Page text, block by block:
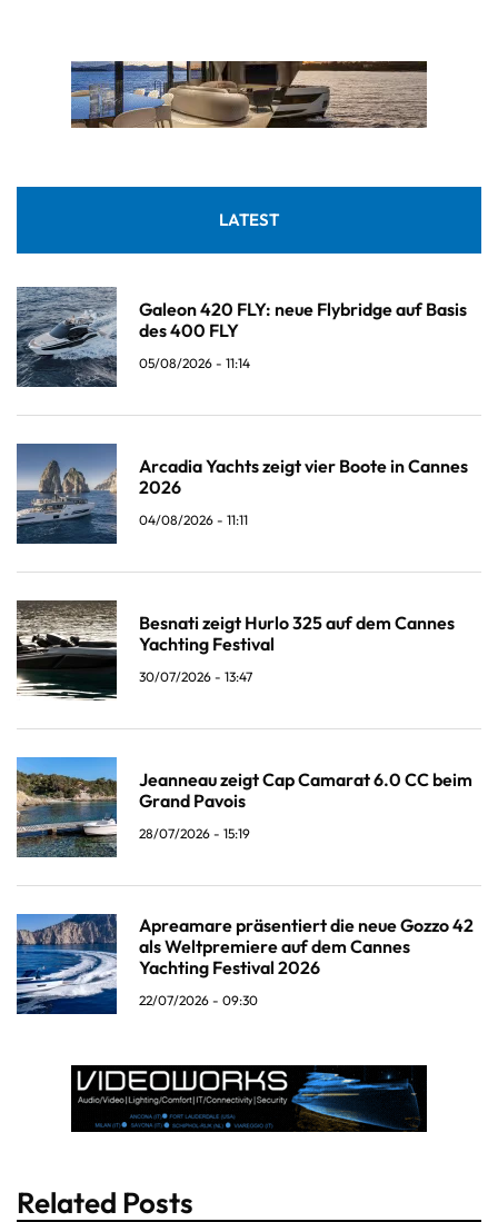
LATEST
Galeon 420 FLY: neue Flybridge auf Basis
des 400 FLY
05/08/2026 - 11:14
Arcadia Yachts zeigt vier Boote in Cannes
2026
04/08/2026 - 11:11
Besnati zeigt Hurlo 325 auf dem Cannes
Yachting Festival
30/07/2026 - 13:47
Jeanneau zeigt Cap Camarat 6.0 CC beim
Grand Pavois
28/07/2026 - 15:19
Apreamare präsentiert die neue Gozzo 42
als Weltpremiere auf dem Cannes
Yachting Festival 2026
22/07/2026 - 09:30
Related Posts